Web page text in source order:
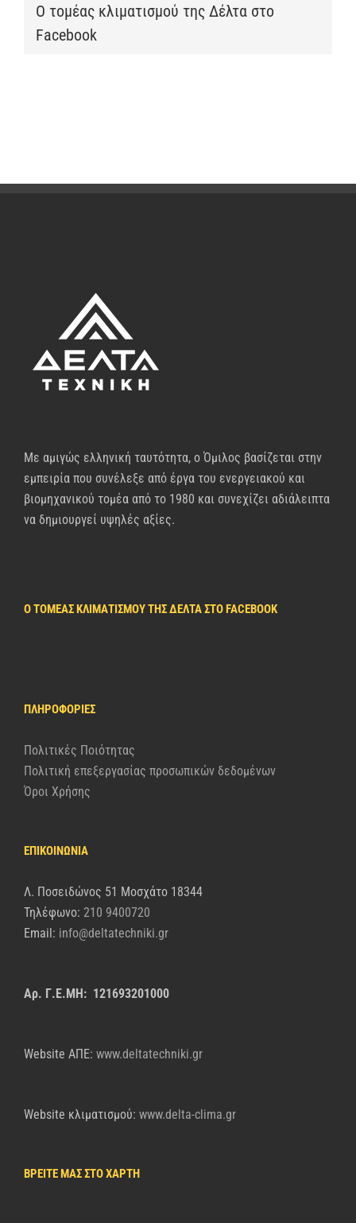
Ο τομέας κλιματισμού της Δέλτα στο
Facebook
Με αμιγώς ελληνική ταυτότητα, ο Όμιλος βασίζεται στην
εμπειρία που συνέλεξε από έργα του ενεργειακού και
βιομηχανικού τομέα από το 1980 και συνεχίζει αδιάλειπτα
να δημιουργεί υψηλές αξίες.
Ο ΤΟΜΈΑΣ ΚΛΙΜΑΤΙΣΜΟΎ ΤΗΣ ΔΈΛΤΑ ΣΤΟ FACEBOOK
ΠΛΗΡΟΦΟΡΊΕΣ
Πολιτικές Ποιότητας
Πολιτική επεξεργασίας προσωπικών δεδομένων
Όροι Χρήσης
ΕΠΙΚΟΙΝΩΝΙΑ
Λ. Ποσειδώνος 51 Μοσχάτο 18344
Τηλέφωνο: 210 9400720
Email: info@deltatechniki.gr
Αρ. Γ.Ε.ΜΗ: 121693201000
Website AΠΕ: www.deltatechniki.gr
Website κλιματισμού: www.delta-clima.gr
ΒΡΕΙΤΕ ΜΑΣ ΣΤΟ ΧΑΡΤΗ